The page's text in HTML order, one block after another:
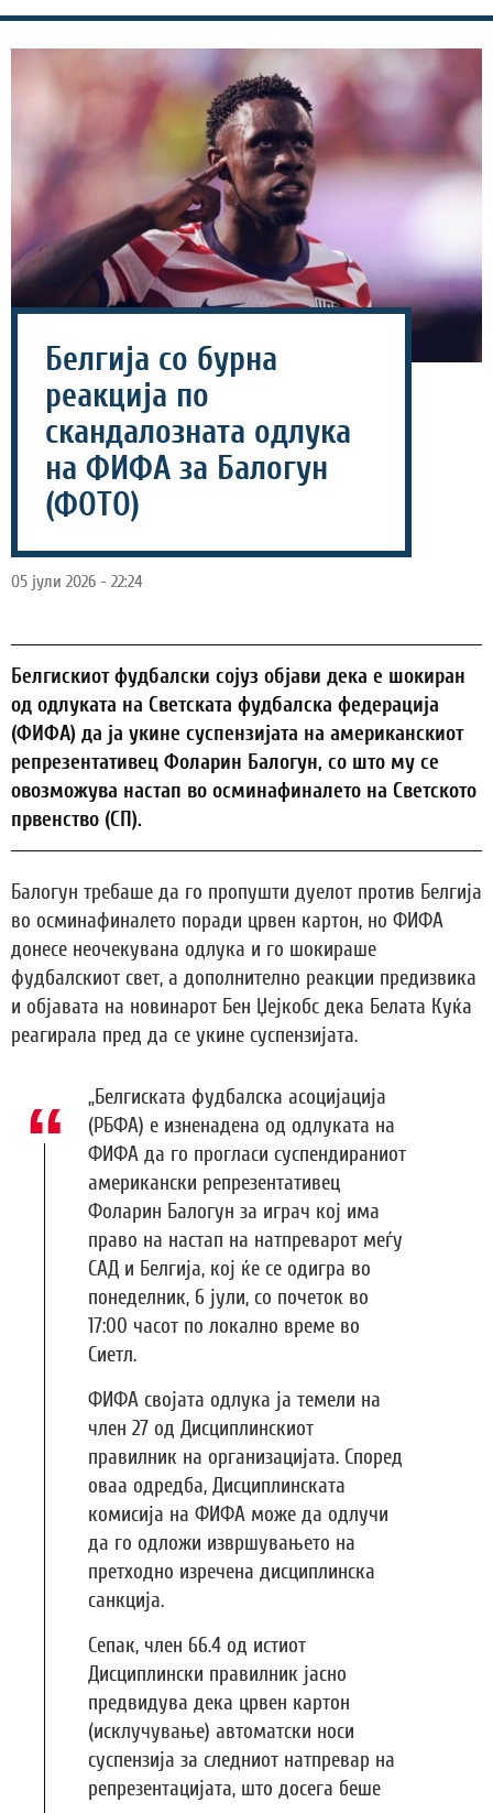
Белгија со бурна
реакција по
скандалозната одлука
на ФИФА за Балогун
(ФОТО)
05 јули 2026 - 22:24
Белгискиот фудбалски сојуз објави дека е шокиран
од одлуката на Светската фудбалска федерација
(ФИФА) да ја укине суспензијата на американскиот
репрезентативец Фоларин Балогун, со што му се
овозможува настап во осминафиналето на Светското
првенство (СП).
Балогун требаше да го пропушти дуелот против Белгија
во осминафиналето поради црвен картон, но ФИФА
донесе неочекувана одлука и го шокираше
фудбалскиот свет, а дополнително реакции предизвика
и објавата на новинарот Бен Џејкобс дека Белата Куќа
реагирала пред да се укине суспензијата.
„Белгиската фудбалска асоцијација
(РБФА) е изненадена од одлуката на
ФИФА да го прогласи суспендираниот
американски репрезентативец
Фоларин Балогун за играч кој има
право на настап на натпреварот меѓу
САД и Белгија, кој ќе се одигра во
понеделник, 6 јули, со почеток во
17:00 часот по локално време во
Сиетл.
ФИФА својата одлука ја темели на
член 27 од Дисциплинскиот
правилник на организацијата. Според
оваа одредба, Дисциплинската
комисија на ФИФА може да одлучи
да го одложи извршувањето на
претходно изречена дисциплинска
санкција.
Сепак, член 66.4 од истиот
Дисциплински правилник јасно
предвидува дека црвен картон
(исклучување) автоматски носи
суспензија за следниот натпревар на
репрезентацијата, што досега беше